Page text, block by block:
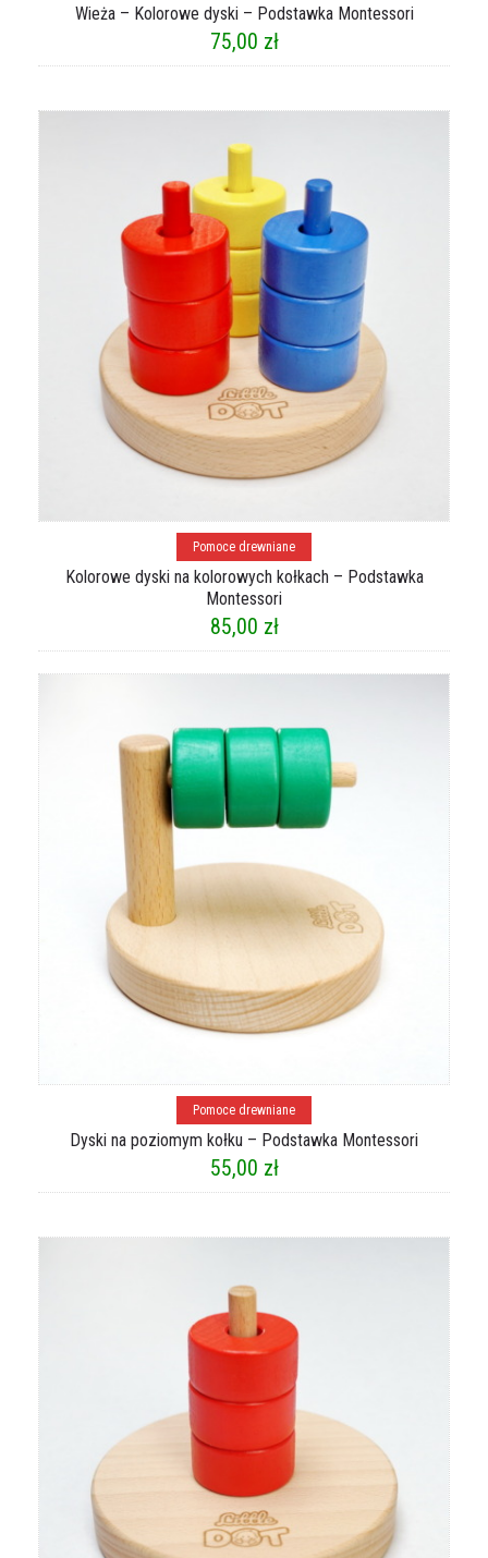
Wieża – Kolorowe dyski – Podstawka Montessori
75,00 zł
Dodaj do koszyka
Pomoce drewniane
Kolorowe dyski na kolorowych kołkach – Podstawka
Montessori
85,00 zł
Dodaj do koszyka
Pomoce drewniane
Dyski na poziomym kołku – Podstawka Montessori
55,00 zł